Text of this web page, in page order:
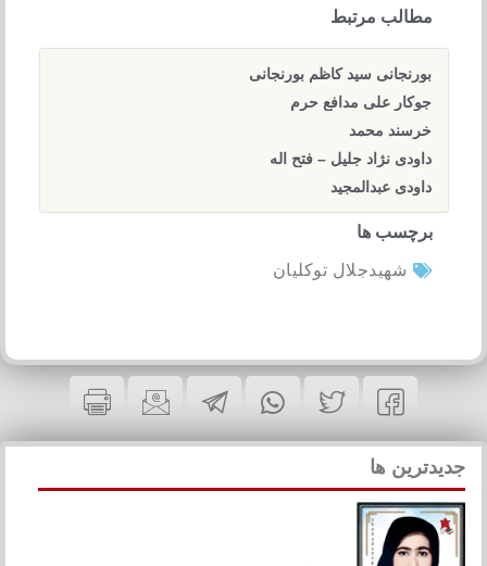
مطالب مرتبط
بورنجانی سید کاظم بورنجانی
جوکار علی مدافع حرم
خرسند محمد
داودی نژاد جلیل – فتح اله
داودی عبدالمجید
برچسب ها
شهیدجلال توکلیان
جدیدترین ها